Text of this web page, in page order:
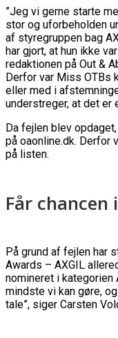
”Jeg vi gerne starte
stor og uforbeholden
af styregruppen bag
har gjort, at hun ikke
redaktionen på Out &
Derfor var Miss OTBs
eller med i
understreger, at det er
Da fejlen blev
på oaonline.dk.
på listen.
Får chancen
På grund af fejlen har
Awards – AXGIL
nomineret i kategorien
mindste vi kan gøre,
tale”, siger Carsten